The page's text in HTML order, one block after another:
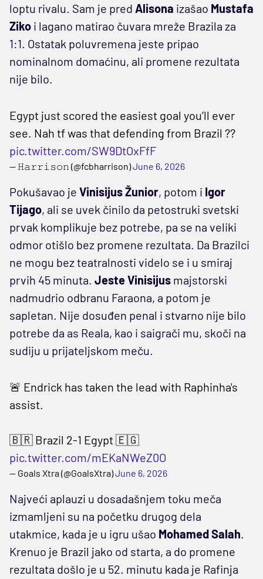
loptu rivalu. Sam je pred Alisona izašao Mustafa
Ziko i lagano matirao čuvara mreže Brazila za
1:1. Ostatak poluvremena jeste pripao
nominalnom domaćinu, ali promene rezultata
nije bilo.
Egypt just scored the easiest goal you’ll ever
see. Nah tf was that defending from Brazil ??
pic.twitter.com/SW9DtOxFfF
— 𝙷𝚊𝚛𝚛𝚒𝚜𝚘𝚗 (@fcbharrison)June 6, 2026
Pokušavao je Vinisijus Žunior, potom i Igor
Tijago, ali se uvek činilo da petostruki svetski
prvak komplikuje bez potrebe, pa se na veliki
odmor otišlo bez promene rezultata. Da Brazilci
ne mogu bez teatralnosti videlo se i u smiraj
prvih 45 minuta. Jeste Vinisijus majstorski
nadmudrio odbranu Faraona, a potom je
sapletan. Nije dosuđen penal i stvarno nije bilo
potrebe da as Reala, kao i saigrači mu, skoči na
sudiju u prijateljskom meču.
🚨 Endrick has taken the lead with Raphinha's
assist.
🇧🇷 Brazil 2-1 Egypt 🇪🇬
pic.twitter.com/mEKaNWeZ0O
— Goals Xtra (@GoalsXtra)June 6, 2026
Najveći aplauzi u dosadašnjem toku meča
izmamljeni su na početku drugog dela
utakmice, kada je u igru ušao Mohamed Salah.
Krenuo je Brazil jako od starta, a do promene
rezultata došlo je u 52. minutu kada je Rafinja